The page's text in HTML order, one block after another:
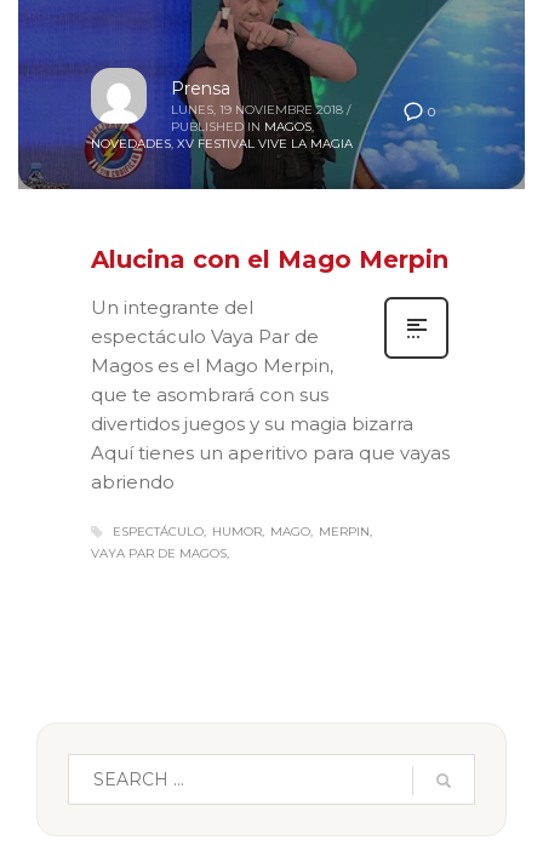
0
Prensa
LUNES, 19 NOVIEMBRE 2018 /
PUBLISHED IN MAGOS,
NOVEDADES, XV FESTIVAL VIVE LA MAGIA
Alucina con el Mago Merpin
Un integrante del
espectáculo Vaya Par de
Magos es el Mago Merpin,
que te asombrará con sus
divertidos juegos y su magia bizarra
Aquí tienes un aperitivo para que vayas
abriendo
ESPECTÁCULO HUMOR MAGO
MERPIN
VAYA PAR DE MAGOS